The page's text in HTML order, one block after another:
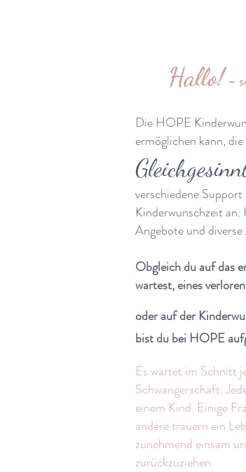
Hallo! –
Die HOPE
ermöglichen kann, die
verschiedene
Kinderwunschzeit
Angebote und
Obgleich du auf das
wartest, eines
oder auf der
bist du bei HOPE
Es wartet im Schnitt
Schwangerschaft.
einem Kind. Einige
andere trauern ein
zunehmend einsam
zurückzuziehen.